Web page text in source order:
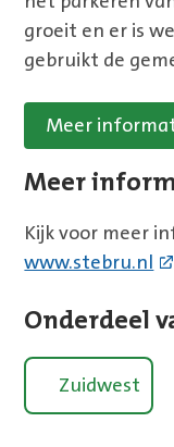
groeit en er is
gebruikt de
Meer
Meer
Kijk voor meer
www.stebru.nl
Onderdeel
Zuidwest